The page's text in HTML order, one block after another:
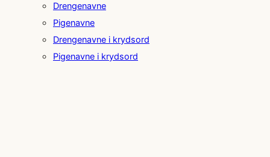
Drengenavne
Pigenavne
Drengenavne i krydsord
Pigenavne i krydsord